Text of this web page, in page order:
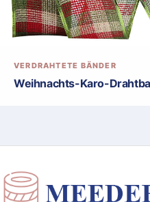
VERDRAHTETE BÄNDER
Weihnachts-Karo-